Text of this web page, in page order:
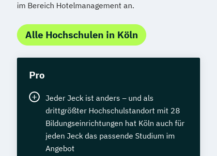
im Bereich Hotelmanagement an.
Alle Hochschulen in Köln
Pro
Jeder Jeck ist anders – und als
drittgrößter Hochschulstandort mit 28
Bildungseinrichtungen hat Köln auch für
jeden Jeck das passende Studium im
Angebot